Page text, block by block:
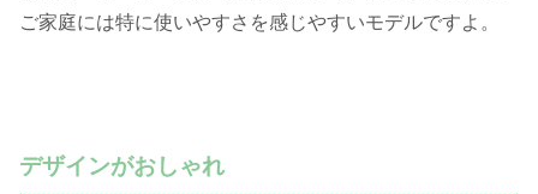
ご家庭には特に使いやすさを感じやすいモデルですよ。
デザインがおしゃれ